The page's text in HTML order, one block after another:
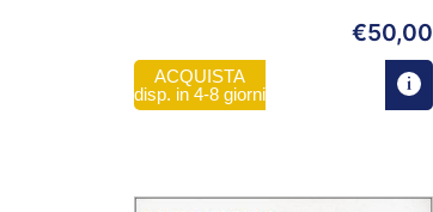
€50,00
ACQUISTA
disp. in 4-8 giorni